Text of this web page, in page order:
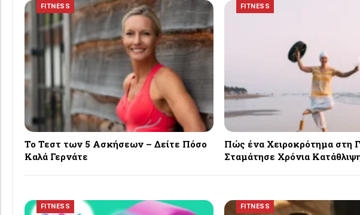
FITNESS
Το Τεστ των 5 Ασκήσεων – Δείτε Πόσο
Καλά Γερνάτε
FITNESS
Πώς ένα Χειροκρότημα στη
Σταμάτησε Χρόνια
FITNESS FITNESS